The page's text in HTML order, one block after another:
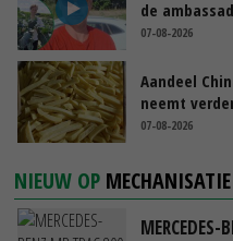
de
07-08-2026
Aandeel
neemt
07-08-2026
NIEUW OP MECHANISATIE
MERCEDES-